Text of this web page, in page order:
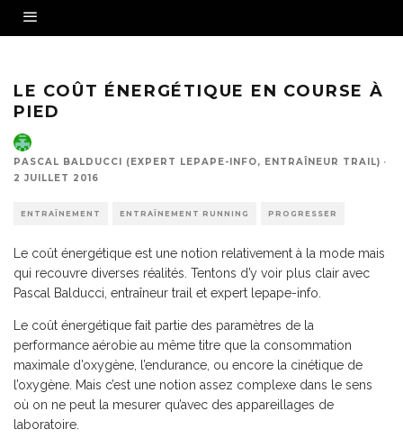
LE COÛT ÉNERGÉTIQUE EN COURSE À
PIED
PASCAL BALDUCCI (EXPERT LEPAPE-INFO, ENTRAÎNEUR TRAIL) ·
2 JUILLET 2016
ENTRAÎNEMENT ENTRAÎNEMENT RUNNING PROGRESSER
Le coût énergétique est une notion relativement à la mode mais
qui recouvre diverses réalités. Tentons d’y voir plus clair avec
Pascal Balducci, entraîneur trail et expert lepape-info.
Le coût énergétique fait partie des paramètres de la
performance aérobie au même titre que la consommation
maximale d’oxygène, l’endurance, ou encore la cinétique de
l’oxygène. Mais c’est une notion assez complexe dans le sens
où on ne peut la mesurer qu’avec des appareillages de
laboratoire.